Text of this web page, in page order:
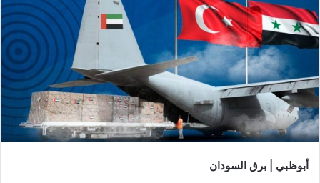
أبوظبي | برق السودان